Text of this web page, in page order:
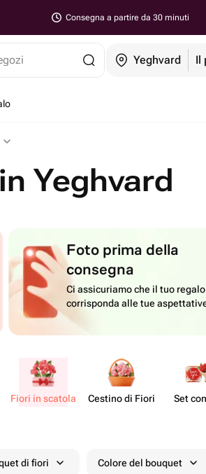
Consegna a partire da 30 minuti
Yeghvard Il
Yeghvard
Foto prima della
consegna
Ci assicuriamo che il tuo regalo
corrisponda alle tue
Fiori in scatola Cestino di Fiori Set
di fiori Colore del bouquet